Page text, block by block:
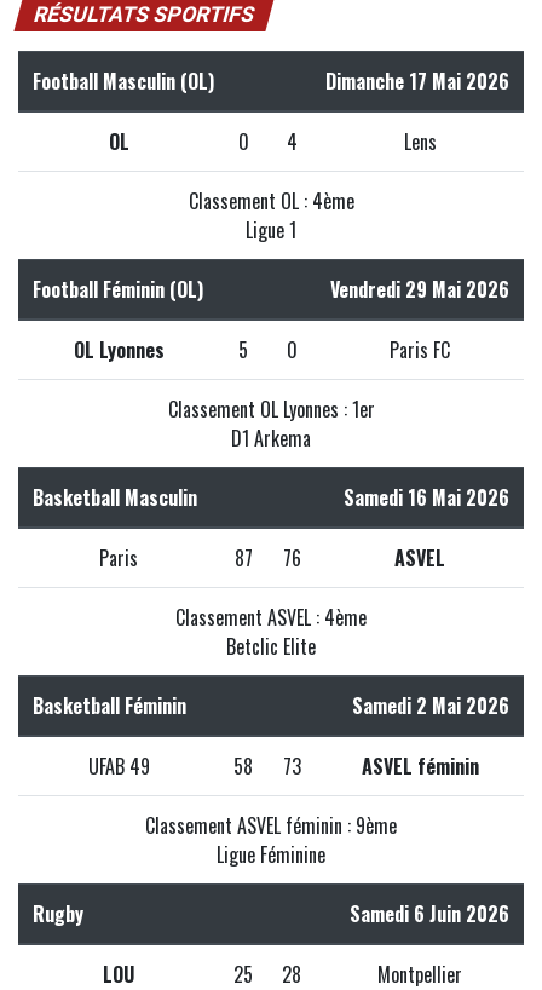
RÉSULTATS SPORTIFS
Football Masculin (OL) Dimanche 17 Mai 2026
OL 0 4 Lens
Classement OL : 4ème
Ligue 1
Football Féminin (OL) Vendredi 29 Mai 2026
OL Lyonnes 5 0 Paris FC
Classement OL Lyonnes : 1er
D1 Arkema
Basketball Masculin Samedi 16 Mai 2026
Paris 87 76 ASVEL
Classement ASVEL : 4ème
Betclic Elite
Basketball Féminin Samedi 2 Mai 2026
UFAB 49 58 73 ASVEL féminin
Classement ASVEL féminin : 9ème
Ligue Féminine
Rugby Samedi 6 Juin 2026
LOU 25 28 Montpellier